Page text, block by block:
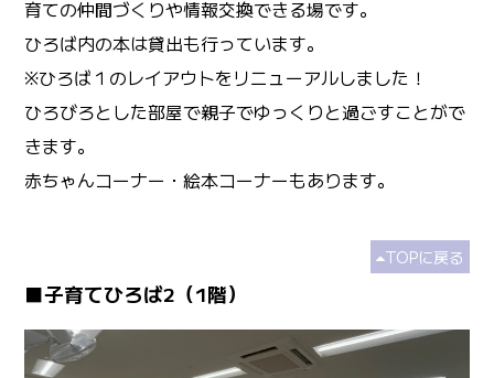
育ての仲間づくりや情報交換できる場です。
ひろば内の本は貸出も行っています。
※ひろば１のレイアウトをリニューアルしました！
ひろびろとした部屋で親子でゆっくりと過ごすことがで
きます。
赤ちゃんコーナー・絵本コーナーもあります。
TOPに戻る
■子育てひろば2（1階）